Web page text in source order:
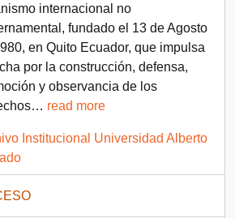
internacional no
fundado el 13 de Agosto
en Quito Ecuador, que impulsa
por la construcción, defensa,
y observancia de los
… read more
Institucional Universidad Alberto